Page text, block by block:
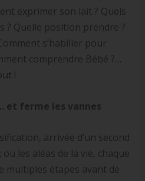
exprimer son lait ? Quels
? Quelle position prendre ?
s’habiller pour
comprendre Bébé ?…
!
et ferme les vannes
arrivée d’un second
les aléas de la vie, chaque
multiples étapes avant de